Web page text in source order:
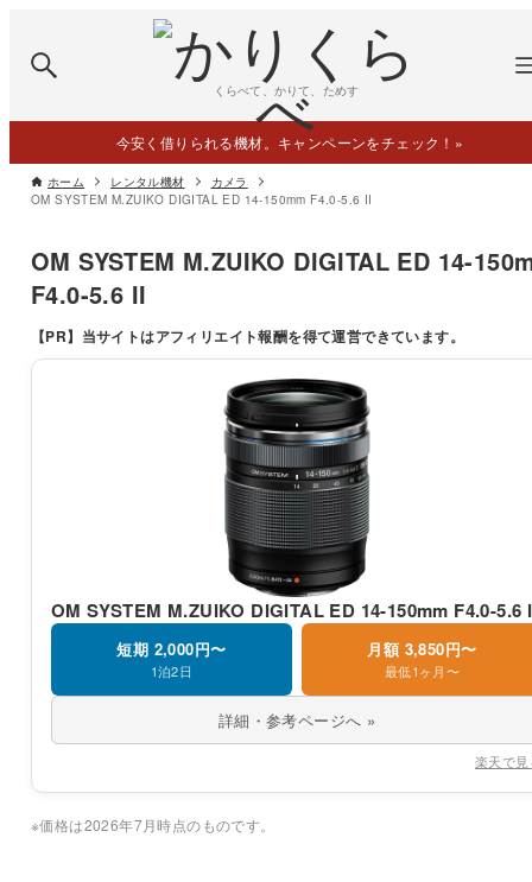
くらべて、かりて、ためす
今安く借りられる機材。キャンペーンをチェック！ »
ホーム レンタル機材
カメラ
OM SYSTEM M.ZUIKO DIGITAL ED 14-150mm F4.0-5.6 II
OM SYSTEM M.ZUIKO DIGITAL ED 14-
F4.0-5.6 II
【PR】 当サイトはアフィリエイト報酬を得て運営できています。
OM SYSTEM M.ZUIKO DIGITAL ED 14-150mm F4.0-5.6
短期 2,000円〜
1泊2日
月額 3,850円〜
最低1ヶ月〜
詳細・参考ページへ »
楽天で
※価格は2026年7月時点のものです。